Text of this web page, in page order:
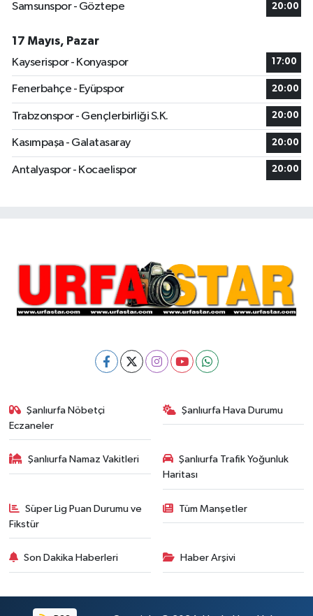
Samsunspor - Göztepe 20:00
17 Mayıs, Pazar
Kayserispor - Konyaspor
17:00
Fenerbahçe - Eyüpspor 20:00
Trabzonspor - Gençlerbirliği S.K. 20:00
Kasımpaşa - Galatasaray 20:00
Antalyaspor - Kocaelispor 20:00
Şanlıurfa Nöbetçi
Eczaneler
Şanlıurfa Hava Durumu
Şanlıurfa Namaz Vakitleri
Şanlıurfa Trafik Yoğunluk
Haritası
Süper Lig Puan Durumu ve
Fikstür
Tüm Manşetler
Son Dakika Haberleri Haber Arşivi